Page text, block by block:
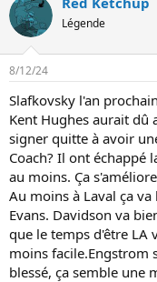
r
é
a
i
n
s
:
Légende
8/12/24
Slafkovsky l'an
Kent Hughes aurait dû
signer quitte à avoir
Coach? Il ont échappé
au moins. Ça
Au moins à Laval ça
Evans. Davidson va
que le temps d'être LA
moins facile.Engstrom
blessé, ça semble une